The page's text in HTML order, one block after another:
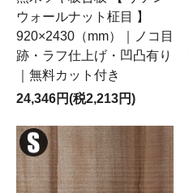
ウォールナット柾目 】
920×2430（mm）｜ノコ目
跡・ラフ仕上げ・凹凸有り
｜無料カット付き
24,346円(税2,213円)